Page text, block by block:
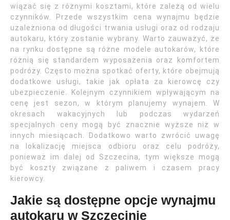
wiązać się z różnymi kosztami, które zależą od wielu
czynników. Przede wszystkim cena wynajmu będzie
uzależniona od długości trwania usługi oraz od rodzaju
autokaru, który zostanie wybrany. Warto zauważyć, że
na rynku dostępne są różne modele autokarów, które
różnią się standardem wyposażenia oraz komfortem
podróży. Często można spotkać oferty, które obejmują
dodatkowe usługi, takie jak opłata za kierowcę czy
ubezpieczenie. Kolejnym czynnikiem wpływającym na
cenę jest sezon, w którym planujemy wynajem. W
okresach wakacyjnych lub podczas wydarzeń
specjalnych ceny mogą być znacznie wyższe niż w
innych miesiącach. Dodatkowo warto zwrócić uwagę
na lokalizację miejsca odbioru oraz celu podróży,
ponieważ im dalej od Szczecina, tym większe mogą
być koszty związane z paliwem i czasem pracy
kierowcy.
Jakie są dostępne opcje wynajmu
autokaru w Szczecinie